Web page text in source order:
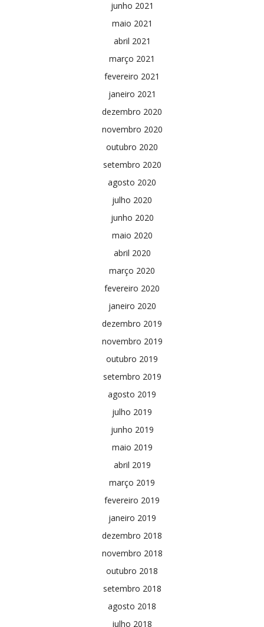
junho 2021
maio 2021
abril 2021
março 2021
fevereiro 2021
janeiro 2021
dezembro 2020
novembro 2020
outubro 2020
setembro 2020
agosto 2020
julho 2020
junho 2020
maio 2020
abril 2020
março 2020
fevereiro 2020
janeiro 2020
dezembro 2019
novembro 2019
outubro 2019
setembro 2019
agosto 2019
julho 2019
junho 2019
maio 2019
abril 2019
março 2019
fevereiro 2019
janeiro 2019
dezembro 2018
novembro 2018
outubro 2018
setembro 2018
agosto 2018
julho 2018